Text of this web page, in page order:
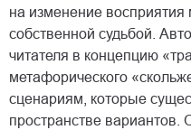
на изменение
собственной судьбой.
читателя в концепцию
метафорического
сценариям, которые
пространстве вариантов.